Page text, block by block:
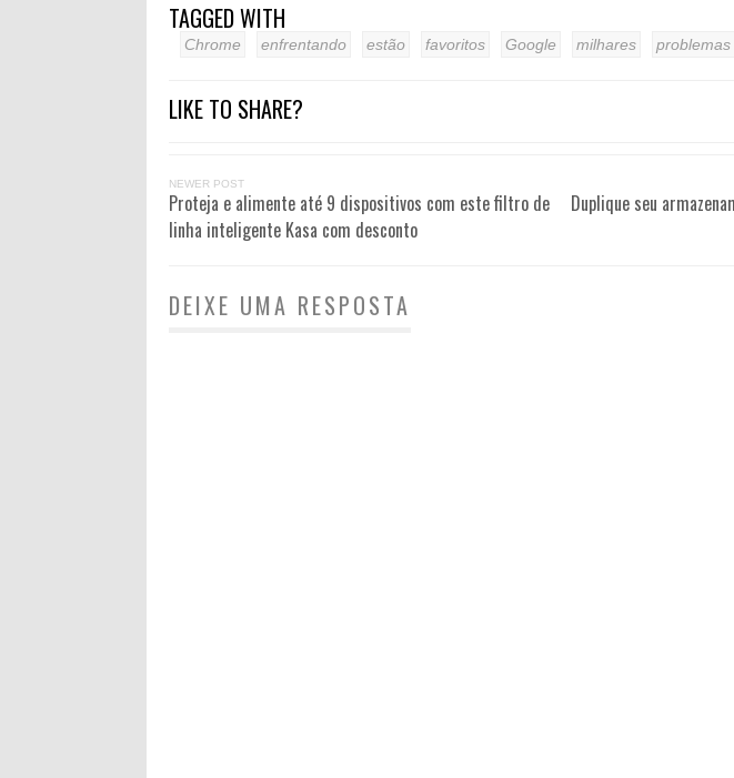
TAGGED WITH
Chrome enfrentando estão favoritos Google milhares problemas
LIKE TO SHARE?
NEWER POST
Proteja e alimente até 9 dispositivos com este filtro de
linha inteligente Kasa com desconto
Duplique seu
DEIXE UMA RESPOSTA